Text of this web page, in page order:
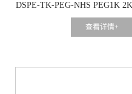
DSPE-TK-PEG-NHS PEG1K
查看详情+